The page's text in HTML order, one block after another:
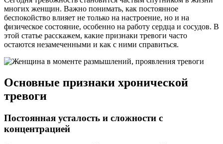
многих женщин. Важно понимать, как постоянное
беспокойство влияет не только на настроение, но и на
физическое состояние, особенно на работу сердца и сосудов. В
этой статье расскажем, какие признаки тревоги часто
остаются незамеченными и как с ними справиться.
Основные признаки хронической
тревоги
Постоянная усталость и сложности с
концентрацией